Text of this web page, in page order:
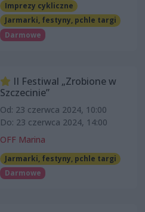
Imprezy cykliczne
Jarmarki, festyny, pchle targi
Darmowe
II Festiwal „Zrobione w
Szczecinie”
Od: 23 czerwca 2024, 10:00
Do: 23 czerwca 2024, 14:00
OFF Marina
Jarmarki, festyny, pchle targi
Darmowe